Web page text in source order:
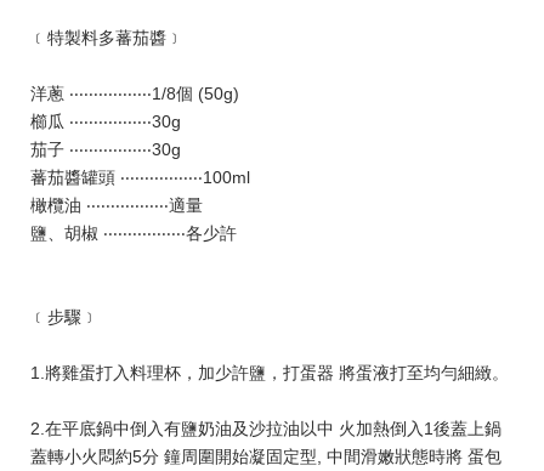
﹝特製料多蕃茄醬﹞
洋蔥 ‧‧‧‧‧‧‧‧‧‧‧‧‧‧‧‧‧1/8個 (50g)
櫛瓜 ‧‧‧‧‧‧‧‧‧‧‧‧‧‧‧‧‧30g
茄子 ‧‧‧‧‧‧‧‧‧‧‧‧‧‧‧‧‧30g
蕃茄醬罐頭 ‧‧‧‧‧‧‧‧‧‧‧‧‧‧‧‧‧100ml
橄欖油 ‧‧‧‧‧‧‧‧‧‧‧‧‧‧‧‧‧適量
鹽、胡椒 ‧‧‧‧‧‧‧‧‧‧‧‧‧‧‧‧‧各少許
﹝步驟﹞
1.將雞蛋打入料理杯，加少許鹽，打蛋器 將蛋液打至均勻細緻。
2.在平底鍋中倒入有鹽奶油及沙拉油以中 火加熱倒入1後蓋上鍋
蓋轉小火悶約5分 鐘周圍開始凝固定型, 中間滑嫩狀態時將 蛋包